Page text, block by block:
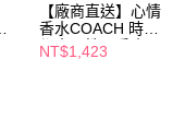
【廠商直送】心情
香水COACH 時尚
都會男性淡香水
60ml
NT$1,423